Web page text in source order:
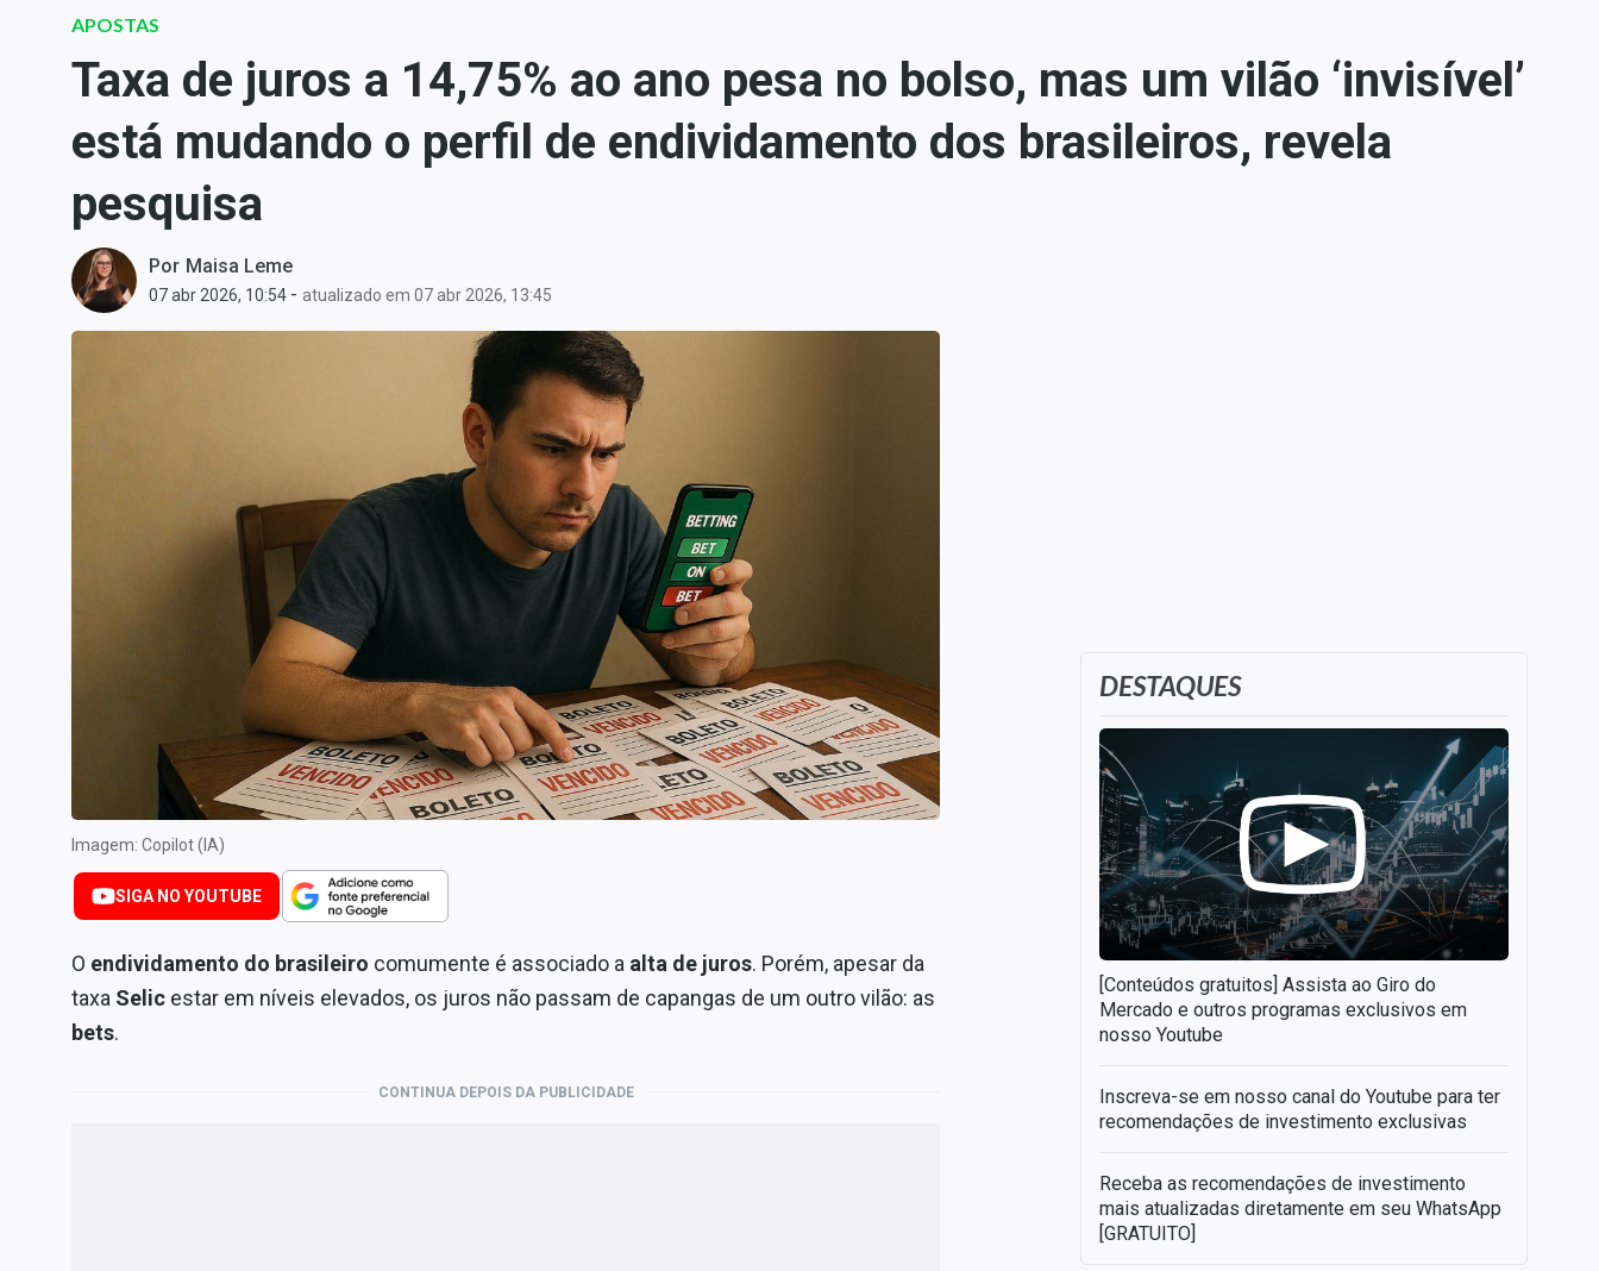
Carteiras Recomendadas
Central de Dividendos
Central de Fundos
Central dos IPOs
Renda Fixa
Mercados
Economia
APOSTAS
Taxa de juros a 14,75% ao ano pesa no bolso, mas um vilão ‘invisível’
está mudando o perfil de endividamento dos brasileiros, revela
pesquisa
Por Maisa Leme
07 abr 2026, 10:54 - atualizado em 07 abr 2026, 13:45
Imagem: Copilot (IA)
SIGA NO YOUTUBE
O endividamento do brasileiro comumente é associado a alta de juros. Porém, apesar da
taxa Selic estar em níveis elevados, os juros não passam de capangas de um outro vilão: as
bets.
CONTINUA DEPOIS DA PUBLICIDADE
DESTAQUES
[Conteúdos gratuitos] Assista ao Giro do
Mercado e outros programas exclusivos em
nosso Youtube
Inscreva-se em nosso canal do Youtube para ter
recomendações de investimento exclusivas
Receba as recomendações de investimento
mais atualizadas diretamente em seu WhatsApp
[GRATUITO]